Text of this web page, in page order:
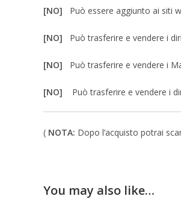
[NO] Può essere aggiunto ai siti
[NO] Può trasferire e vendere i
[NO] Può trasferire e vendere i
[NO] Può trasferire e vendere i
( NOTA: Dopo l’acquisto potrai
You may also like…